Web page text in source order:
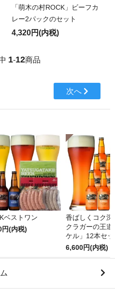
「萌木の村ROCK」ビーフカ
レー2パックのセット
4,320円(内税)
1-12商品
次へ
ベストワン
円(内税)
香ばしくコク深
クラガーの王道
ケル」12本セ
6,600円(内税)